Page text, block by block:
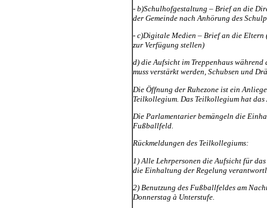
- b)Schulhofgestaltung – Brief an die
der Gemeinde nach Anhörung des
- c)Digitale Medien – Brief an die Eltern
zur Verfügung stellen)
d) die Aufsicht im Treppenhaus
muss verstärkt werden, Schubsen und
Die Öffnung der Ruhezone ist ein
Teilkollegium. Das Teilkollegium hat
Die Parlamentarier bemängeln die
Fußballfeld.
Rückmeldungen des Teilkollegiums:
1) Alle Lehrpersonen die Aufsicht für
die Einhaltung der Regelung
2) Benutzung des Fußballfeldes am
Donnerstag à Unterstufe.